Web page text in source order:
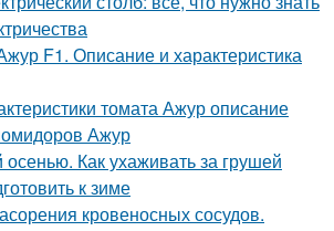
F1. Описание и характеристика
томата Ажур описание
Ажур
осенью. Как ухаживать за грушей
к зиме
кровеносных сосудов.